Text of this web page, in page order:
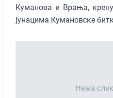
Куманова и Врања,
јунацима Кумановске